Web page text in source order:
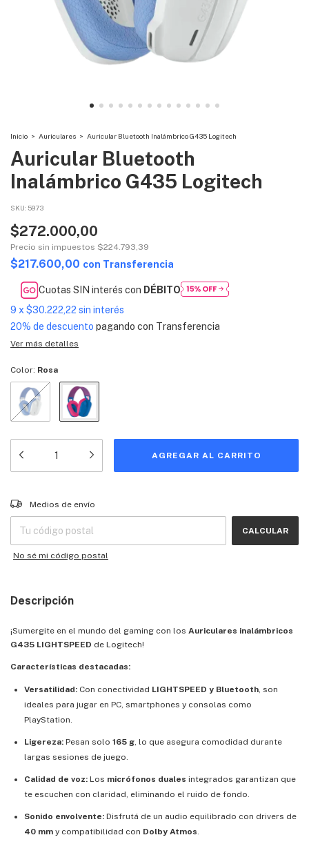
Inicio > Auriculares > Auricular Bluetooth Inalámbrico G435 Logitech
Auricular Bluetooth
Inalámbrico G435 Logitech
SKU: 5973
$272.000,00
Precio sin impuestos $224.793,39
$217.600,00 con Transferencia
Cuotas SIN interés con DÉBITO
9 x $30.222,22 sin interés
20% de descuento pagando con Transferencia
Ver más detalles
Color: Rosa
Entregas para el CP:
Medios de envío
CALCULAR
No sé mi código postal
Descripción
¡Sumergite en el mundo del gaming con los Auriculares inalámbricos
G435 LIGHTSPEED de Logitech!
Características destacadas:
Versatilidad: Con conectividad LIGHTSPEED y Bluetooth, son
ideales para jugar en PC, smartphones y consolas como
PlayStation.
Ligereza: Pesan solo 165 g, lo que asegura comodidad durante
largas sesiones de juego.
Calidad de voz: Los micrófonos duales integrados garantizan que
te escuchen con claridad, eliminando el ruido de fondo.
Sonido envolvente: Disfrutá de un audio equilibrado con drivers de
40 mm y compatibilidad con Dolby Atmos.